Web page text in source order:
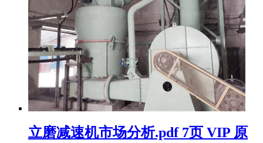
立磨减速机市场分析.pdf 7页 VIP 原